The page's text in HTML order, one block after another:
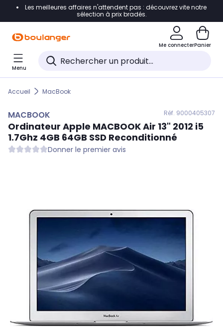
Accéder directement à la navigation
Accéder directement au pied de page
Accéder directement au chatbot
Les meilleures affaires n'attendent pas : découvrez vite notre
sélection à prix bradés.
Me connecterPanier
Menu
Accueil MacBook
MACBOOK Réf. 9000405307
Ordinateur Apple MACBOOKAir 13" 2012 i5
1.7Ghz 4GB 64GB SSD Reconditionné
Donner le premier avis